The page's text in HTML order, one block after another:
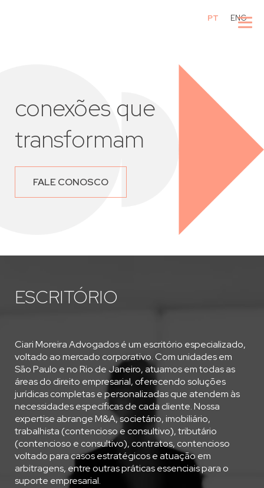
PT ENG
conexões que
transformam
FALE CONOSCO
ESCRITÓRIO
Ciari Moreira Advogados é um escritório especializado,
voltado ao mercado corporativo. Com unidades em
São Paulo e no Rio de Janeiro, atuamos em todas as
áreas do direito empresarial, oferecendo soluções
jurídicas completas e personalizadas que atendem às
necessidades específicas de cada cliente. Nossa
expertise abrange M&A, societário, imobiliário,
trabalhista (contencioso e consultivo), tributário
(contencioso e consultivo), contratos, contencioso
voltado para casos estratégicos e atuação em
arbitragens, entre outras práticas essenciais para o
suporte empresarial.